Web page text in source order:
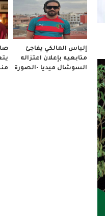
إلياس المالكي يفاجئ
متابعيه بإعلان اعتزاله
السوشال ميديا -الصورة